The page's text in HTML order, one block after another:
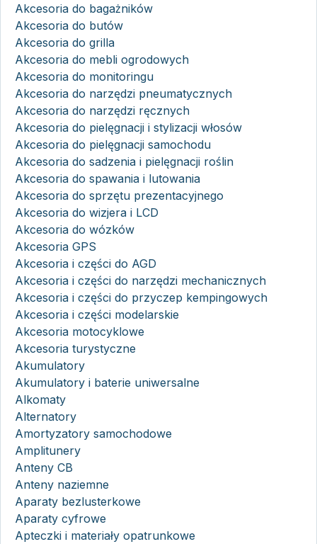
Akcesoria do bagażników
Akcesoria do butów
Akcesoria do grilla
Akcesoria do mebli ogrodowych
Akcesoria do monitoringu
Akcesoria do narzędzi pneumatycznych
Akcesoria do narzędzi ręcznych
Akcesoria do pielęgnacji i stylizacji włosów
Akcesoria do pielęgnacji samochodu
Akcesoria do sadzenia i pielęgnacji roślin
Akcesoria do spawania i lutowania
Akcesoria do sprzętu prezentacyjnego
Akcesoria do wizjera i LCD
Akcesoria do wózków
Akcesoria GPS
Akcesoria i części do AGD
Akcesoria i części do narzędzi mechanicznych
Akcesoria i części do przyczep kempingowych
Akcesoria i części modelarskie
Akcesoria motocyklowe
Akcesoria turystyczne
Akumulatory
Akumulatory i baterie uniwersalne
Alkomaty
Alternatory
Amortyzatory samochodowe
Amplitunery
Anteny CB
Anteny naziemne
Aparaty bezlusterkowe
Aparaty cyfrowe
Apteczki i materiały opatrunkowe